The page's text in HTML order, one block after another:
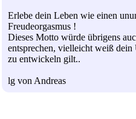
Erlebe dein Leben wie einen
Freudeorgasmus !
Dieses Motto würde übrigens
entsprechen, vielleicht weiß dein
zu entwickeln gilt..
lg von Andreas